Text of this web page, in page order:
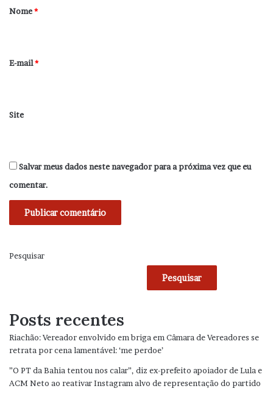
r
*
Nome*
E-mail*
Site
Salvar meus dados neste navegador para a próxima vez que eu
comentar.
Pesquisar
Pesquisar
Posts recentes
Riachão: Vereador envolvido em briga em Câmara de Vereadores se
retrata por cena lamentável: ‘me perdoe’
”O PT da Bahia tentou nos calar”, diz ex-prefeito apoiador de Lula e
ACM Neto ao reativar Instagram alvo de representação do partido